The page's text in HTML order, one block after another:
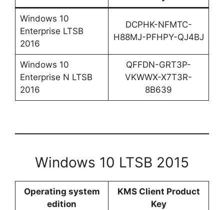
Windows 10
Enterprise LTSB
2016
DCPHK-NFMTC-
H88MJ-PFHPY-QJ4BJ
Windows 10
Enterprise N LTSB
2016
QFFDN-GRT3P-
VKWWX-X7T3R-
8B639
Windows 10 LTSB 2015
Operating system
edition
KMS Client Product
Key